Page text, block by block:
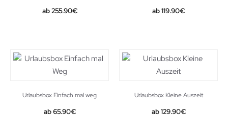
255.90€ 119.90€
Urlaubsbox Einfach mal weg
65.90€
Urlaubsbox Kleine Auszeit
129.90€